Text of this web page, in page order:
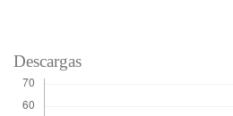
Descargas